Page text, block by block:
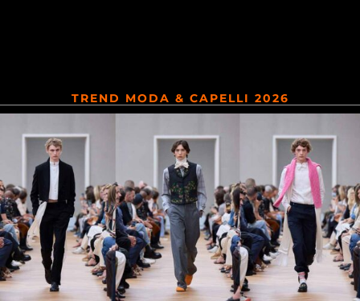
TREND MODA & CAPELLI 2026